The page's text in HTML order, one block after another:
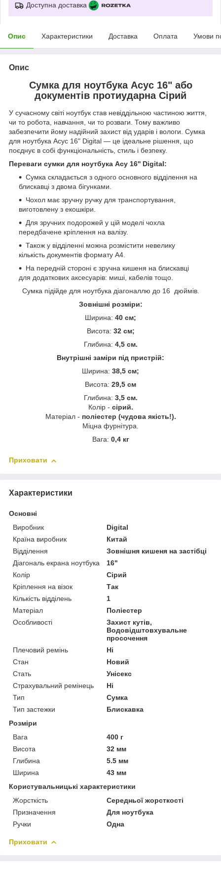
Доступна доставка
Опис Характеристики Доставка Оплата Умови
Опис
Сумка для ноутбука Асус 16" або
документів протиударна Сірий
У сучасному світі ноутбук став невіддільною частиною життя,
чи то робота, навчання, чи то розваги. Тому важливо
забезпечити йому надійний захист від ударів і вологи. Сумка
для ноутбука Асус 16" Digital — це ідеальне рішення, що
поєднує в собі функціональність, стиль і безпеку.
Переваги сумки для ноутбука Асу 16'' Digital:
Сумка складається з одного основного відділення на
блискавці з двома бігунками.
Чохол має зручну ручку для транспортування,
виготовлену з екошкіри.
Для зручних подорожей у цій моделі чохла
передбачене кріплення на валізу.
Також у відділенні можна розмістити невелику
кількість документів формату А4.
На передній стороні є зручна кишеня на блискавці
для додаткових аксесуарів: миші, кабелів тощо.
Сумка підійде для ноутбука діагоналлю до 16 дюймів.
Зовнішні розміри:
Ширина: 40 см;
Висота: 32 см;
Глибина: 4,5 см.
Внутрішні заміри під пристрій:
Ширина: 38,5 см;
Висота: 29,5 см
Глибина: 3,5 см.
Колір - сірий.
Матеріал - поліестер (чудова якість!).
Міцна фурнітура.
Вага: 0,4 кг
Приховати
Характеристики
Основні
Виробник
Digital
Країна виробник
Китай
Відділення
Зовнішня кишеня на застібці
Діагональ екрана ноутбука
16"
Колір
Сірий
Кріплення на візок
Так
Кількість відділень
1
Матеріал
Поліестер
Особливості
Захист кутів,
Водовідштовхувальне
просочення
Плечовий ремінь
Ні
Стан
Новий
Стать
Унісекс
Страхувальний ремінець
Ні
Тип
Сумка
Тип застежки
Блискавка
Розміри
Вага
400 г
Висота
32 мм
Глибина
5.5 мм
Ширина
43 мм
Користувальницькі характеристики
Жорсткість
Середньої жорсткості
Призначення
Для ноутбука
Ручки
Одна
Приховати